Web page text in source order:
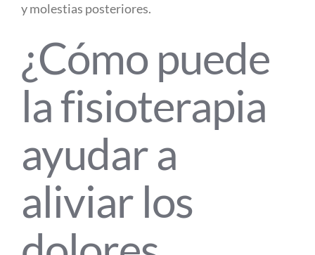
y molestias posteriores.
¿Cómo puede
la fisioterapia
ayudar a
aliviar los